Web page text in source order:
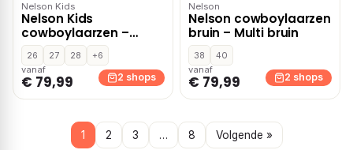
Nelson Kids
Nelson Kids
cowboylaarzen –
Cognac
26 27 28
+6
vanaf
€ 79,99 2 shops
Nelson
Nelson cowboylaarzen
bruin – Multi bruin
38
40
vanaf
€ 79,99 2 shops
1 2 3 … 8 Volgende »